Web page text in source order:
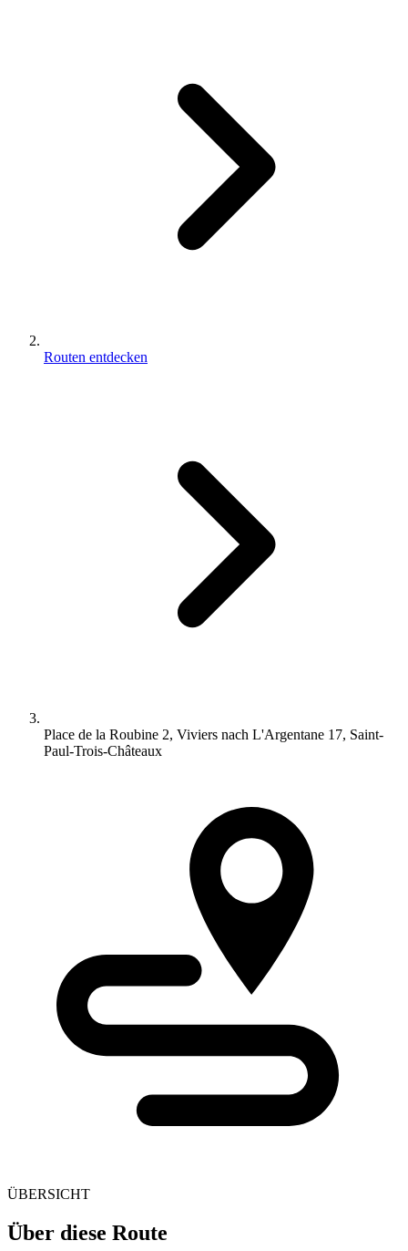
Routen entdecken
Place de la Roubine 2, Viviers nach L'Argentane 17, Saint-
Paul-Trois-Châteaux
ÜBERSICHT
Über diese Route